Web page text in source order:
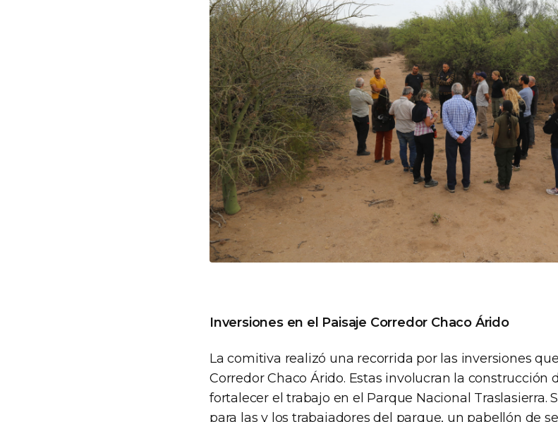
Inversiones en el Paisaje Corredor Chaco Árido
La comitiva realizó una recorrida por las inversiones
Corredor Chaco Árido. Estas involucran la construcción
fortalecer el trabajo en el Parque Nacional Traslasierra.
para las y los trabajadores del parque, un pabellón de